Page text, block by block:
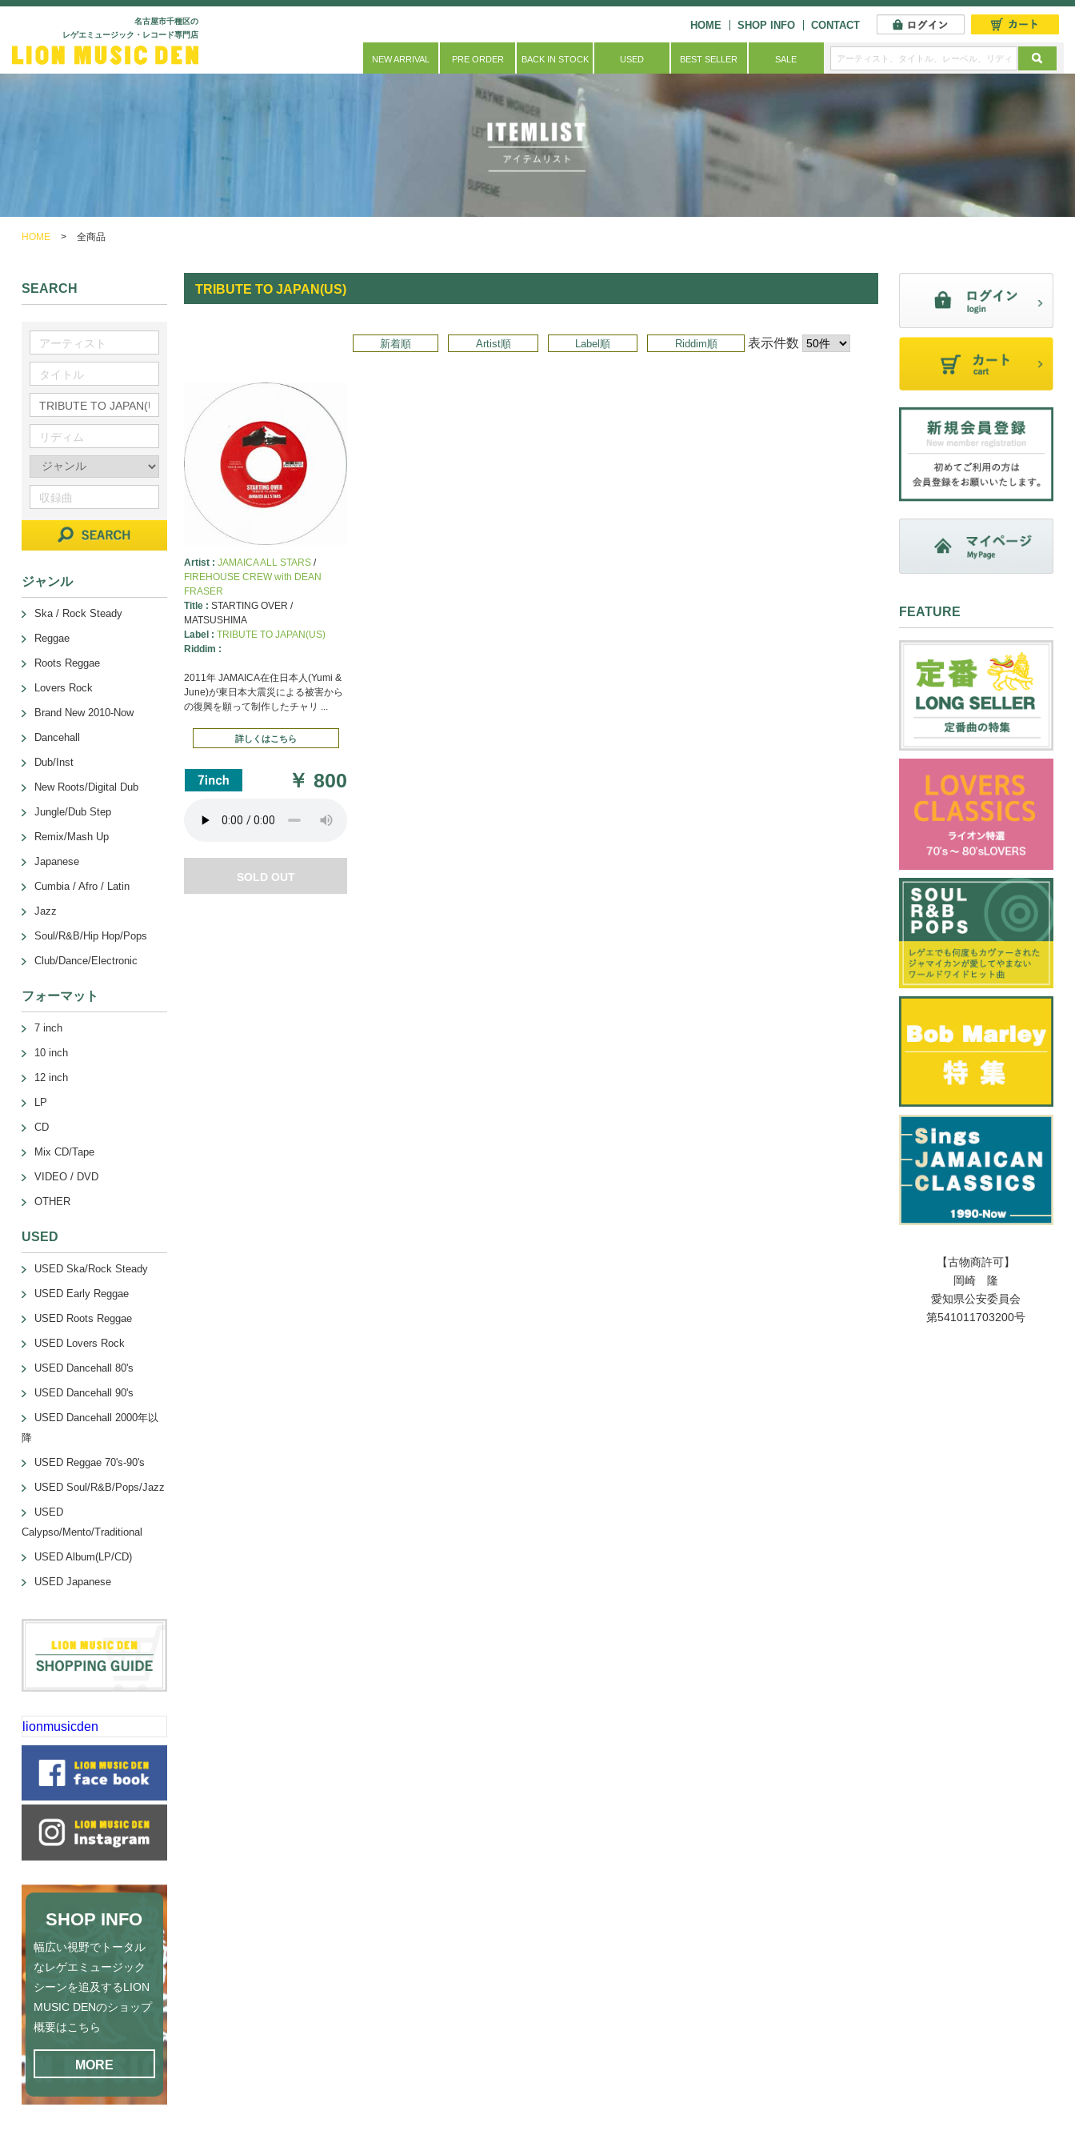
名古屋市千種区の
レゲエミュージック・レコード専門店
HOME SHOP INFO CONTACT
NEW ARRIVAL PRE ORDER BACK IN STOCK USED BEST SELLER SALE
HOME > 全商品
TRIBUTE TO JAPAN(US)
新着順 Artist順 Label順 Riddim順 表示件数
Artist :JAMAICA ALL STARS /
FIREHOUSE CREW with DEAN
FRASER
Title :STARTING OVER /
MATSUSHIMA
Label :TRIBUTE TO JAPAN(US)
Riddim :
2011年 JAMAICA在住日本人(Yumi &
June)が東日本大震災による被害から
の復興を願って制作したチャリ ...
詳しくはこちら
￥800
SOLD OUT
SEARCH
ジャンル
Ska / Rock Steady
Reggae
Roots Reggae
Lovers Rock
Brand New 2010-Now
Dancehall
Dub/Inst
New Roots/Digital Dub
Jungle/Dub Step
Remix/Mash Up
Japanese
Cumbia / Afro / Latin
Jazz
Soul/R&B/Hip Hop/Pops
Club/Dance/Electronic
フォーマット
7 inch
10 inch
12 inch
LP
CD
Mix CD/Tape
VIDEO / DVD
OTHER
USED
USED Ska/Rock Steady
USED Early Reggae
USED Roots Reggae
USED Lovers Rock
USED Dancehall 80's
USED Dancehall 90's
USED Dancehall 2000年以
降
USED Reggae 70's-90's
USED Soul/R&B/Pops/Jazz
USED
Calypso/Mento/Traditional
USED Album(LP/CD)
USED Japanese
lionmusicden
SHOP INFO
幅広い視野でトータル
なレゲエミュージック
シーンを追及するLION
MUSIC DENのショップ
概要はこちら
MORE
FEATURE
【古物商許可】
岡崎 隆
愛知県公安委員会
第541011703200号